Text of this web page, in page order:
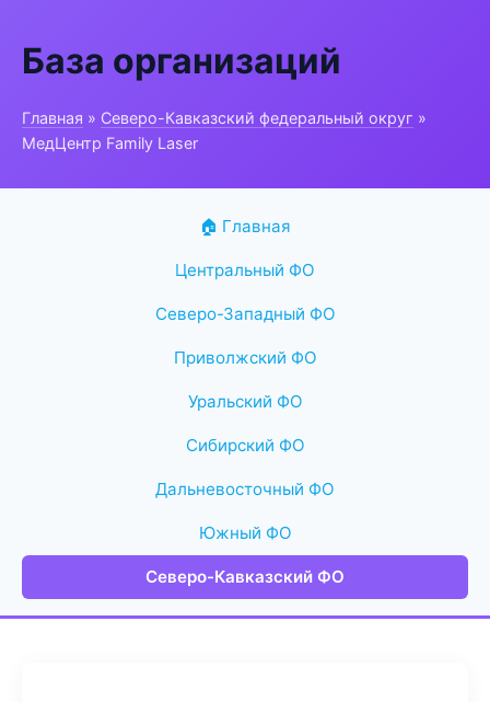
База организаций
Главная » Северо-Кавказский федеральный округ »
МедЦентр Family Laser
🏠 Главная
Центральный ФО
Северо-Западный ФО
Приволжский ФО
Уральский ФО
Сибирский ФО
Дальневосточный ФО
Южный ФО
Северо-Кавказский ФО